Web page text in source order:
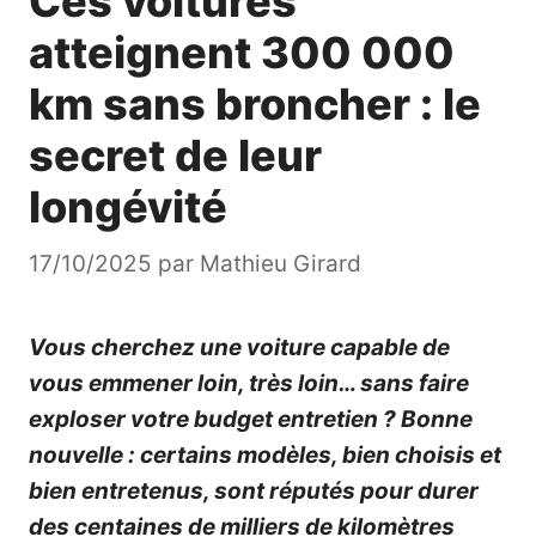
atteignent 300 000
km sans broncher : le
secret de leur
longévité
17/10/2025 par Mathieu Girard
Vous cherchez une voiture capable de
vous emmener loin, très loin… sans faire
exploser votre budget entretien ? Bonne
nouvelle : certains modèles, bien choisis et
bien entretenus, sont réputés pour durer
des centaines de milliers de kilomètres